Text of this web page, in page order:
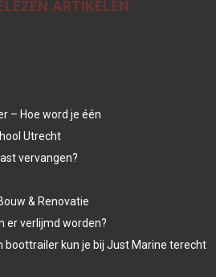
ARTIKELEN
– Hoe word je één
Utrecht
vervangen?
& Renovatie
er verlijmd worden?
boottrailer kun je bij Just Marine terecht